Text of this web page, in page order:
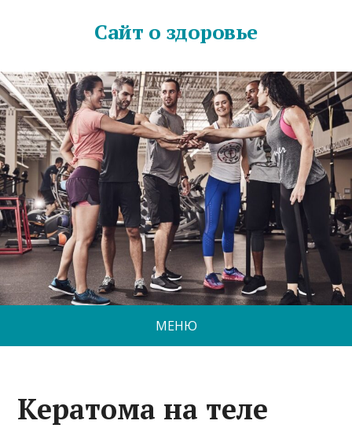
Сайт о здоровье
МЕНЮ
Кератома на теле